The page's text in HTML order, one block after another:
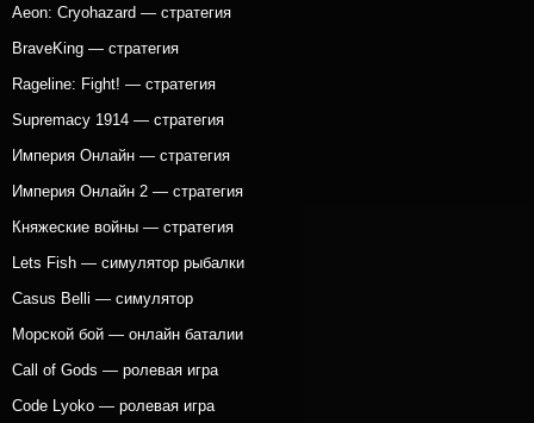
Aeon: Cryohazard — стратегия
BraveKing — стратегия
Rageline: Fight! — стратегия
Supremacy 1914 — стратегия
Империя Онлайн — стратегия
Империя Онлайн 2 — стратегия
Княжеские войны — стратегия
Lets Fish — симулятор рыбалки
Casus Belli — симулятор
Морской бой — онлайн баталии
Call of Gods — ролевая игра
Code Lyoko — ролевая игра